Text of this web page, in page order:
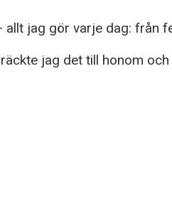
jag gör varje dag: från
jag det till honom